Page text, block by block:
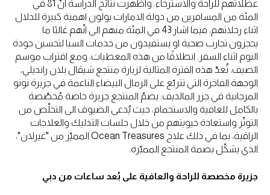
عطلاتهم للراحة والاسترخاء. واظهرت نتائج الدراسة انّ 81 في
المئة من المسافرين من دولة الامارات يولون اهمية كبيرة للدلال
اثناء رحلاتهم، فيما اشار 43 في المئة منهم الى انّهم غالبًا ما
يحجزون تجارب صحية او يستفيدون من خدمات السبا لتحسين جودة
النوم اثناء السفر. انطلاقًا من هذه المعطيات، ومع اقتراب موسم
الصيف، تُعدّ هذه الفترة المثالية لزيارة منتجع شيڤال بلان رانديلي،
الوجهة الفاخرة التي تتربّع على الرمال البيضاء الناعمة في جزيرة نونو
المرجانية في جزر المالديف. يضمّ المنتجع جزيرة خاصة مُخصّصة
بالكامل للعافية والاستجمام، حيث يُدعى الضيوف الى التخلّص من
التوتّر واستعادة حيويتهم من خلال جلسات التدليك والعلاجات
الراقية، بما في ذلك علاج Ocean Treasures المميّز من "غيرلان"،
الذي يشكّل بصمة المنتجع المميّزة.
جزيرة مخصصة للراحة والعافية على بُعد ساعات من دبي